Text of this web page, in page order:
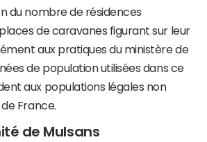
du nombre de résidences
de caravanes figurant sur leur
aux pratiques du ministère de
de population utilisées dans ce
aux populations légales non
France.
de Mulsans